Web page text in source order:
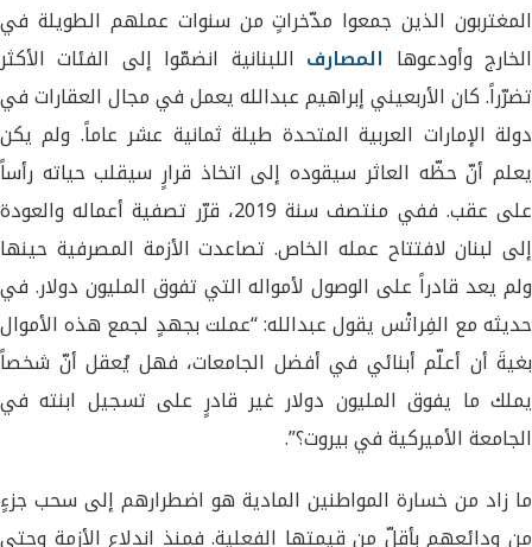
المغتربون الذين جمعوا مدّخراتٍ من سنوات عملهم الطويلة في
الخارج وأودعوها المصارف اللبنانية انضمّوا إلى الفئات الأكثر
تضرّراً. كان الأربعيني إبراهيم عبدالله يعمل في مجال العقارات في
دولة الإمارات العربية المتحدة طيلة ثمانية عشر عاماً. ولم يكن
يعلم أنّ حظّه العاثر سيقوده إلى اتخاذ قرارٍ سيقلب حياته رأساً
على عقب. ففي منتصف سنة 2019، قرّر تصفية أعماله والعودة
إلى لبنان لافتتاح عمله الخاص. تصاعدت الأزمة المصرفية حينها
ولم يعد قادراً على الوصول لأمواله التي تفوق المليون دولار. في
حديثه مع الفِراتْس يقول عبدالله: “عملت بجهدٍ لجمع هذه الأموال
بغيةَ أن أعلّم أبنائي في أفضل الجامعات، فهل يُعقل أنّ شخصاً
يملك ما يفوق المليون دولار غير قادرٍ على تسجيل ابنته في
الجامعة الأميركية في بيروت؟”.
ما زاد من خسارة المواطنين المادية هو اضطرارهم إلى سحب جزءٍ
من ودائعهم بأقلّ من قيمتها الفعلية. فمنذ اندلاع الأزمة وحتى